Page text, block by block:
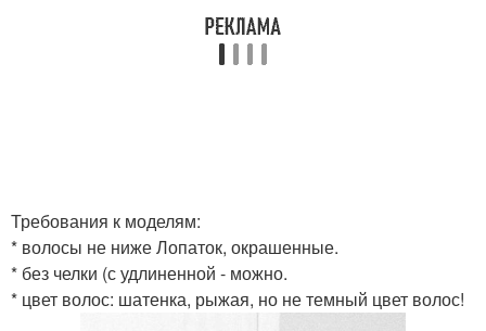
Требования к моделям:
* волосы не ниже Лопаток, окрашенные.
* без челки (с удлиненной - можно.
* цвет волос: шатенка, рыжая, но не темный цвет волос!